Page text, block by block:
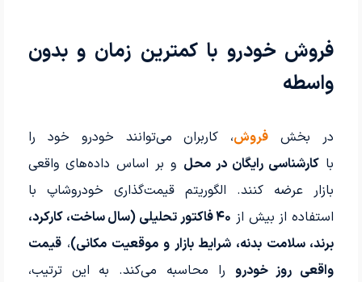
فروش خودرو با کمترین زمان و بدون
واسطه
در بخش فروش، کاربران می‌توانند خودرو خود را
با کارشناسی رایگان در محل و بر اساس داده‌های واقعی
بازار عرضه کنند. الگوریتم قیمت‌گذاری خودروشاپ با
استفاده از بیش از
۴۰ فاکتور تحلیلی (سال ساخت، کارکرد،
برند، سلامت بدنه، شرایط بازار و موقعیت مکانی)،قیمت
واقعی روز خودرو را محاسبه می‌کند. به این ترتیب،